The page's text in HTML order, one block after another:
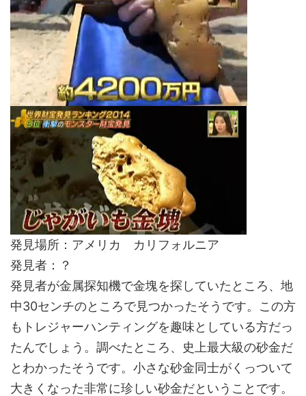
発見場所：アメリカ カリフォルニア
発見者：？
発見者が金属探知機で金塊を探していたところ、地
中30センチのところで見つかったそうです。この方
もトレジャーハンティングを趣味としている方だっ
たんでしょう。調べたところ、史上最大級の砂金だ
とわかったそうです。小さな砂金同士がくっついて
大きくなった非常に珍しい砂金だということです。